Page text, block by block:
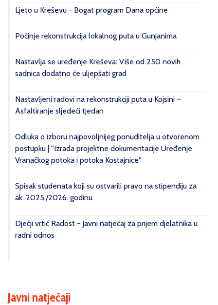
Ljeto u Kreševu - Bogat program Dana općine
Počinje rekonstrukcija lokalnog puta u Gunjanima
Nastavlja se uređenje Kreševa: Više od 250 novih
sadnica dodatno će uljepšati grad
Nastavljeni radovi na rekonstrukciji puta u Kojsini –
Asfaltiranje sljedeći tjedan
Odluka o izboru najpovoljnijeg ponuditelja u otvorenom
postupku | ''Izrada projektne dokumentacije Uređenje
Vranačkog potoka i potoka Kostajnice''
Spisak studenata koji su ostvarili pravo na stipendiju za
ak. 2025./2026. godinu
Dječji vrtić Radost - Javni natječaj za prijem djelatnika u
radni odnos
Javni natječaji